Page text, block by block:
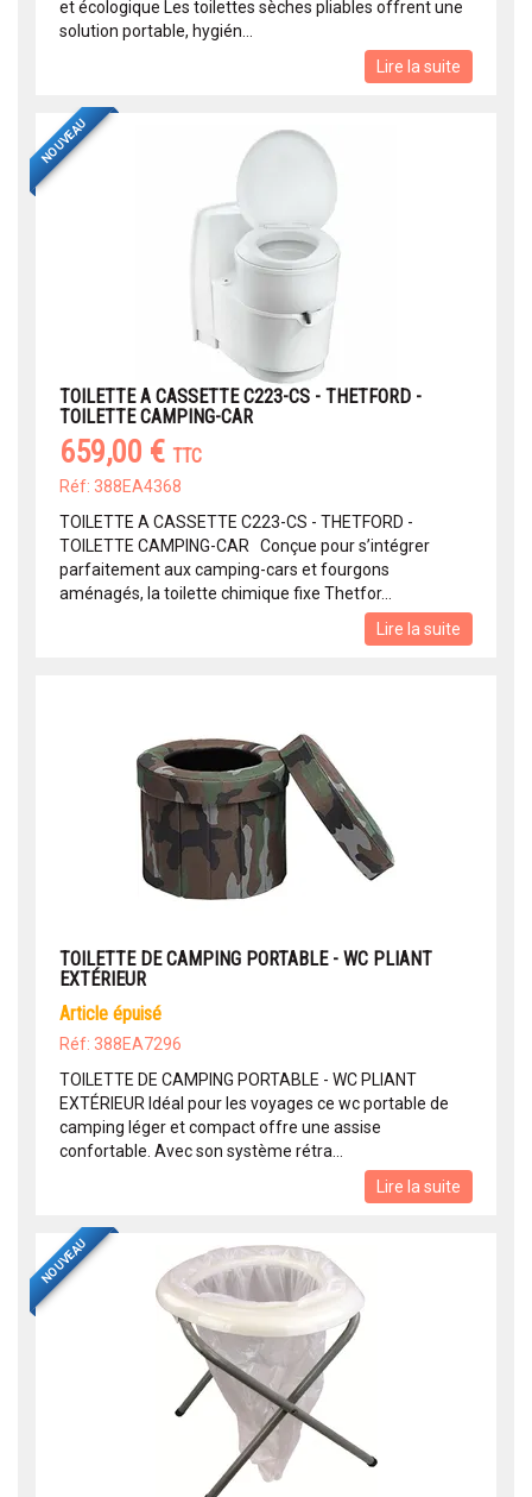
et écologique Les toilettes sèches pliables offrent une
solution portable, hygién...
Lire la suite
NOUVEAU
TOILETTE A CASSETTE C223-CS - THETFORD -
TOILETTE CAMPING-CAR
659,00 € TTC
Réf: 388EA4368
TOILETTE A CASSETTE C223-CS - THETFORD -
TOILETTE CAMPING-CAR Conçue pour s’intégrer
parfaitement aux camping-cars et fourgons
aménagés, la toilette chimique fixe Thetfor...
Lire la suite
TOILETTE DE CAMPING PORTABLE - WC PLIANT
EXTÉRIEUR
article épuisé
Réf: 388EA7296
TOILETTE DE CAMPING PORTABLE - WC PLIANT
EXTÉRIEUR Idéal pour les voyages ce wc portable de
camping léger et compact offre une assise
confortable. Avec son système rétra...
Lire la suite
NOUVEAU